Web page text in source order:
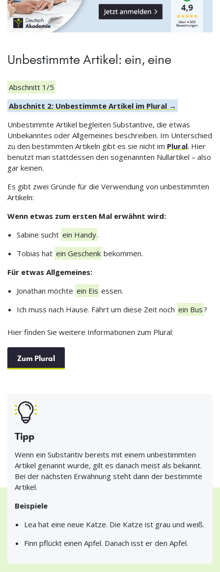
Unbestimmte Artikel: ein, eine
Abschnitt 1/5
Abschnitt 2: Unbestimmte Artikel im Plural →
Unbestimmte Artikel begleiten Substantive, die etwas
Unbekanntes oder Allgemeines beschreiben. Im Unterschied
zu den bestimmten Artikeln gibt es sie nicht im Plural. Hier
benutzt man stattdessen den sogenannten Nullartikel – also
gar keinen.
Es gibt zwei Gründe für die Verwendung von unbestimmten
Artikeln:
Wenn etwas zum ersten Mal erwähnt wird:
Sabine sucht ein Handy.
Tobias hat ein Geschenk bekommen.
Für etwas Allgemeines:
Jonathan möchte ein Eis essen.
Ich muss nach Hause. Fährt um diese Zeit noch ein Bus?
Hier finden Sie weitere Informationen zum Plural:
Zum Plural
Tipp
Wenn ein Substantiv bereits mit einem unbestimmten
Artikel genannt wurde, gilt es danach meist als bekannt.
Bei der nächsten Erwähnung steht dann der bestimmte
Artikel.
Beispiele
Lea hat eine neue Katze. Die Katze ist grau und weiß.
Finn pflückt einen Apfel. Danach isst er den Apfel.